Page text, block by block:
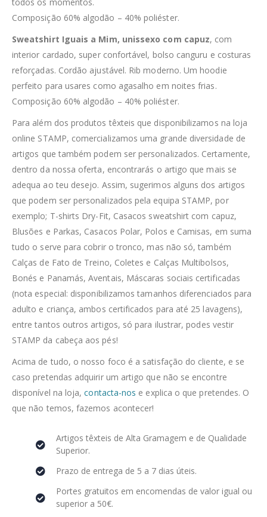
Composição 60% algodão – 40% poliéster.
Sweatshirt Iguais a Mim, unissexo com capuz, com
interior cardado, super confortável, bolso canguru e costuras
reforçadas. Cordão ajustável. Rib moderno. Um hoodie
perfeito para usares como agasalho em noites frias.
Composição 60% algodão – 40% poliéster.
Para além dos produtos têxteis que disponibilizamos na loja
online STAMP, comercializamos uma grande diversidade de
artigos que também podem ser personalizados. Certamente,
dentro da nossa oferta, encontrarás o artigo que mais se
adequa ao teu desejo. Assim, sugerimos alguns dos artigos
que podem ser personalizados pela equipa STAMP, por
exemplo; T-shirts Dry-Fit, Casacos sweatshirt com capuz,
Blusões e Parkas, Casacos Polar, Polos e Camisas, em suma
tudo o serve para cobrir o tronco, mas não só, também
Calças de Fato de Treino, Coletes e Calças Multibolsos,
Bonés e Panamás, Aventais, Máscaras sociais certificadas
(nota especial: disponibilizamos tamanhos diferenciados para
adulto e criança, ambos certificados para até 25 lavagens),
entre tantos outros artigos, só para ilustrar, podes vestir
STAMP da cabeça aos pés!
Acima de tudo, o nosso foco é a satisfação do cliente, e se
caso pretendas adquirir um artigo que não se encontre
disponível na loja,contacta-nos e explica o que pretendes. O
que não temos, fazemos acontecer!
Artigos têxteis de Alta Gramagem e de Qualidade
Superior.
Prazo de entrega de 5 a 7 dias úteis.
Portes gratuitos em encomendas de valor igual ou
superior a 50€.